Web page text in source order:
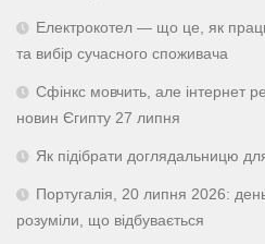
Електрокотел — що це, як
та вибір сучасного споживача
Сфінкс мовчить, але інтернет
новин Єгипту 27 липня
Як підібрати доглядальницю
Португалія, 20 липня 2026:
розуміли, що відбувається